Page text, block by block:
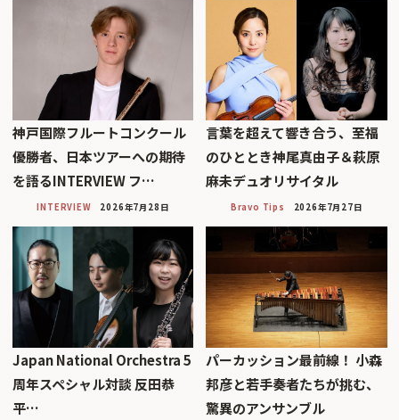
神戸国際フルートコンクール
優勝者、日本ツアーへの期待
を語るINTERVIEW フ…
INTERVIEW 2026年7月28日
言葉を超えて響き合う、至福
のひととき神尾真由子＆萩原
麻未デュオリサイタル
Bravo Tips 2026年7月27日
Japan National Orchestra 5
周年スペシャル対談 反田恭
平…
パーカッション最前線！ 小森
邦彦と若手奏者たちが挑む、
驚異のアンサンブル